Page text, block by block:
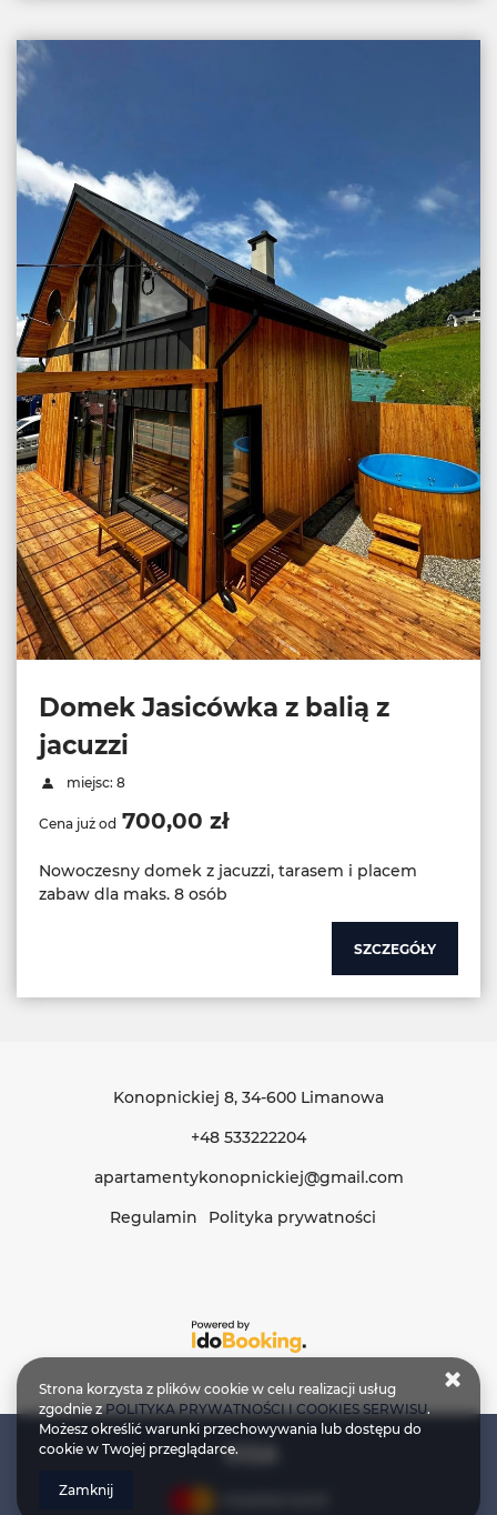
Domek Jasicówka z balią z
jacuzzi
miejsc: 8
Cena już od 700,00 zł
Nowoczesny domek z jacuzzi, tarasem i placem
zabaw dla maks. 8 osób
SZCZEGÓŁY
Konopnickiej 8, 34-600 Limanowa
+48 533222204
apartamentykonopnickiej@gmail.com
Regulamin
Polityka prywatności
Strona korzysta z plików cookie w celu realizacji usług
zgodnie zPOLITYKA PRYWATNOŚCI I COOKIES SERWISU.
Możesz określić warunki przechowywania lub dostępu do
cookie w Twojej przeglądarce.
Zamknij